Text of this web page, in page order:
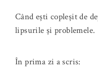
Când ești copleșit de
lipsurile și problemele.
În prima zi a scris: